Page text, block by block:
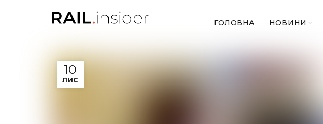
ГОЛОВНА НОВИНИ
10
ЛИС